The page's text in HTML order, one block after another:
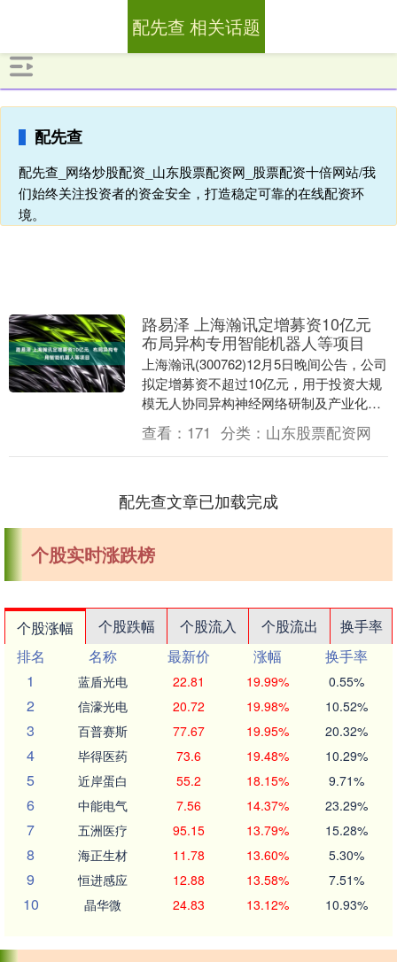
配先查
配先查_网络炒股配资_山东股票配资网_股票配资十倍网站/我
们始终关注投资者的资金安全，打造稳定可靠的在线配资环
境。
配先查 相关话题
路易泽 上海瀚讯定增募资10亿元
布局异构专用智能机器人等项目
上海瀚讯(300762)12月5日晚间公告，公司
拟定增募资不超过10亿元，用于投资大规
模无人协同异构神经网络研制及产业化项
目、异构专用智能机器人研制及产业化项
目....
查看： 171 分类： 山东股票配资网
配先查文章已加载完成
个股实时涨跌榜
个股涨幅 个股跌幅 个股流入 个股流出
换手率
排名
名称 最新价 涨幅
换手率
1
蓝盾光电 22.81 19.99% 0.55%
2 信濠光电 20.72 19.98% 10.52%
3 百普赛斯 77.67 19.95% 20.32%
4 毕得医药 73.6 19.48% 10.29%
5 近岸蛋白 55.2 18.15% 9.71%
6 中能电气 7.56 14.37% 23.29%
7 五洲医疗 95.15 13.79% 15.28%
8 海正生材 11.78 13.60% 5.30%
9 恒进感应 12.88 13.58% 7.51%
10 晶华微 24.83 13.12% 10.93%